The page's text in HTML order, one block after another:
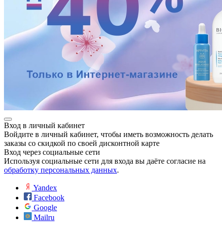
Вход в личный кабинет
Войдите в личный кабинет, чтобы иметь возможность делать
заказы со скидкой по своей дисконтной карте
Вход через социальные сети
Используя социальные сети для входа вы даёте согласие на
обработку персональных данных.
Yandex
Facebook
Google
Mailru